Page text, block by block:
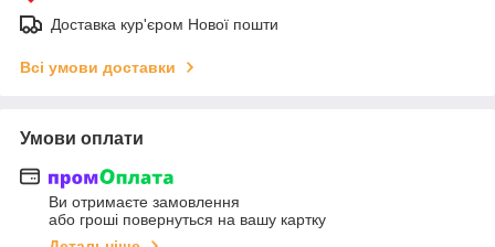
Доставка кур'єром Нової пошти
Всі умови доставки
Умови оплати
Ви отримаєте замовлення
або гроші повернуться на вашу картку